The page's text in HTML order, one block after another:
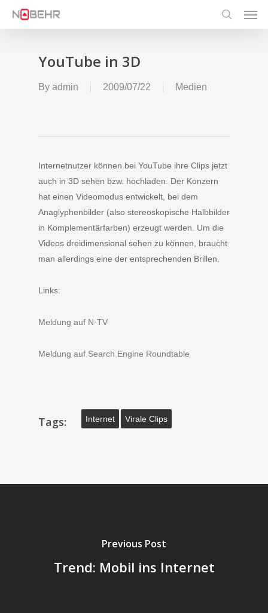
search
YouTube in 3D
By admin 2009/07/22 Medien
Internetnutzer können bei YouTube ihre Clips jetzt
auch in 3D sehen bzw. hochladen. Der Konzern
hat einen Videomodus entwickelt, bei dem
Anaglyphenbilder (also stereoskopische Halbbilder
in Komplementärfarben) erzeugt werden. Um die
Videos dreidimensional sehen zu können, braucht
man allerdings eine der entsprechenden Brillen.
Links:
Meldung auf N-TV
Meldung auf Search Engine Roundtable
Tags: Internet Virale Clips
Previous Post
Trend: Mobil ins Internet